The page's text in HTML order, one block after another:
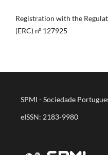
Registration with the
(ERC) nº 127925
SPMI - Sociedade
eISSN: 2183-9980